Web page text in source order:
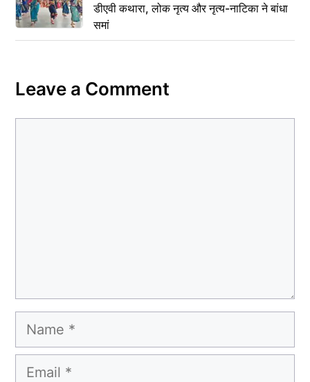
डीएवी कथारा, लोक नृत्य और नृत्य-नाटिका ने बांधा
समां
Leave a Comment
Name
Email